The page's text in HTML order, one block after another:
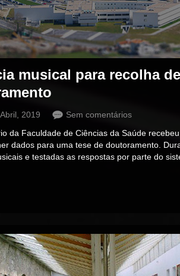
musical para recolha
2019
Sem comentários
da Faculdade de Ciências da Saúde
dados para uma tese de doutoramento.
e testadas as respostas por parte do